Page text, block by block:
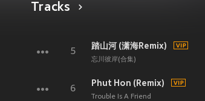
Tracks
5
踏山河 (潇海Remix)
忘川彼岸(合集)
6
Phut Hon (Remix)
Trouble Is A Friend